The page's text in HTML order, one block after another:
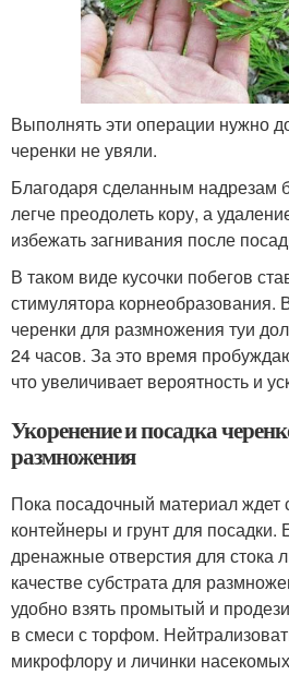
Выполнять эти операции нужно
черенки не увяли.
Благодаря сделанным надрезам
легче преодолеть кору, а
избежать загнивания после
В таком виде кусочки побегов
стимулятора корнеобразования.
черенки для размножения туи
24 часов. За это время
что увеличивает вероятность и
Укоренение и посадка
размножения
Пока посадочный материал ждет
контейнеры и грунт для
дренажные отверстия для стока
качестве субстрата для
удобно взять промытый и
в смеси с торфом.
микрофлору и личинки